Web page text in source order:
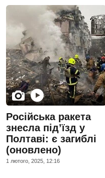
Російська ракета
знесла під’їзд у
Полтаві: є загиблі
(оновлено)
1 лютого, 2025, 12:16